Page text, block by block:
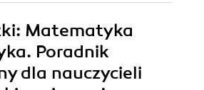
: Matematyka
Poradnik
dla nauczycieli